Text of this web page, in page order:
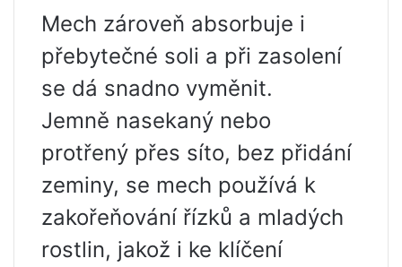
Mech zároveň absorbuje i
přebytečné soli a při zasolení
se dá snadno vyměnit.
Jemně nasekaný nebo
protřený přes síto, bez přidání
zeminy, se mech používá k
zakořeňování řízků a mladých
rostlin, jakož i ke klíčení